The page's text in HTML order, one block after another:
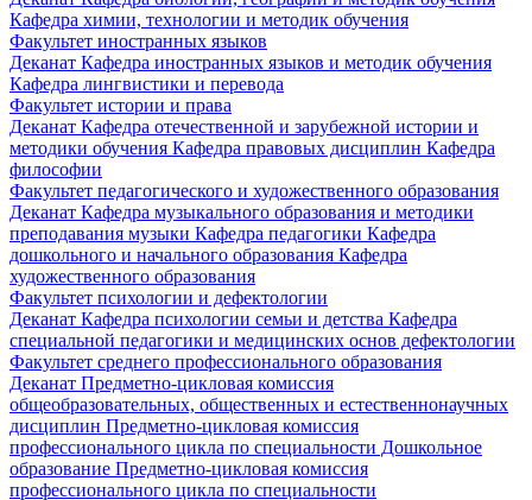
Кафедра химии, технологии и методик обучения
Факультет иностранных языков
Деканат Кафедра иностранных языков и методик обучения
Кафедра лингвистики и перевода
Факультет истории и права
Деканат Кафедра отечественной и зарубежной истории и
методики обучения Кафедра правовых дисциплин Кафедра
философии
Факультет педагогического и художественного образования
Деканат Кафедра музыкального образования и методики
преподавания музыки Кафедра педагогики Кафедра
дошкольного и начального образования Кафедра
художественного образования
Факультет психологии и дефектологии
Деканат Кафедра психологии семьи и детства Кафедра
специальной педагогики и медицинских основ дефектологии
Факультет среднего профессионального образования
Деканат Предметно-цикловая комиссия
общеобразовательных, общественных и естественнонаучных
дисциплин Предметно-цикловая комиссия
профессионального цикла по специальности Дошкольное
образование Предметно-цикловая комиссия
профессионального цикла по специальности